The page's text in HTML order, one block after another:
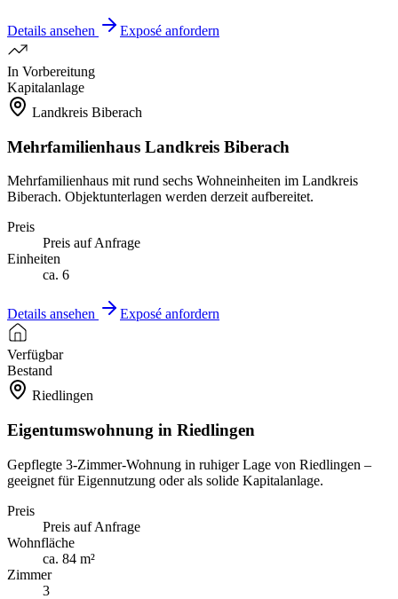
Details ansehen Exposé anfordern
In Vorbereitung
Kapitalanlage
Landkreis Biberach
Mehrfamilienhaus Landkreis Biberach
Mehrfamilienhaus mit rund sechs Wohneinheiten im Landkreis
Biberach. Objektunterlagen werden derzeit aufbereitet.
Preis
Preis auf Anfrage
Einheiten
ca. 6
Details ansehen Exposé anfordern
Verfügbar
Bestand
Riedlingen
Eigentumswohnung in Riedlingen
Gepflegte 3-Zimmer-Wohnung in ruhiger Lage von Riedlingen –
geeignet für Eigennutzung oder als solide Kapitalanlage.
Preis
Preis auf Anfrage
Wohnfläche
ca. 84 m²
Zimmer
3